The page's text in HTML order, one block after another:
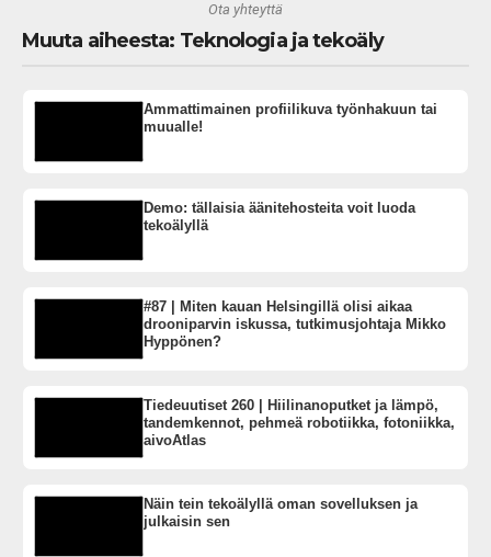
Ota yhteyttä
Muuta aiheesta: Teknologia ja tekoäly
Ammattimainen profiilikuva työnhakuun tai
muualle!
Demo: tällaisia äänitehosteita voit luoda
tekoälyllä
#87 | Miten kauan Helsingillä olisi aikaa
drooniparvin iskussa, tutkimusjohtaja Mikko
Hyppönen?
Tiedeuutiset 260 | Hiilinanoputket ja lämpö,
tandemkennot, pehmeä robotiikka, fotoniikka,
aivoAtlas
Näin tein tekoälyllä oman sovelluksen ja
julkaisin sen